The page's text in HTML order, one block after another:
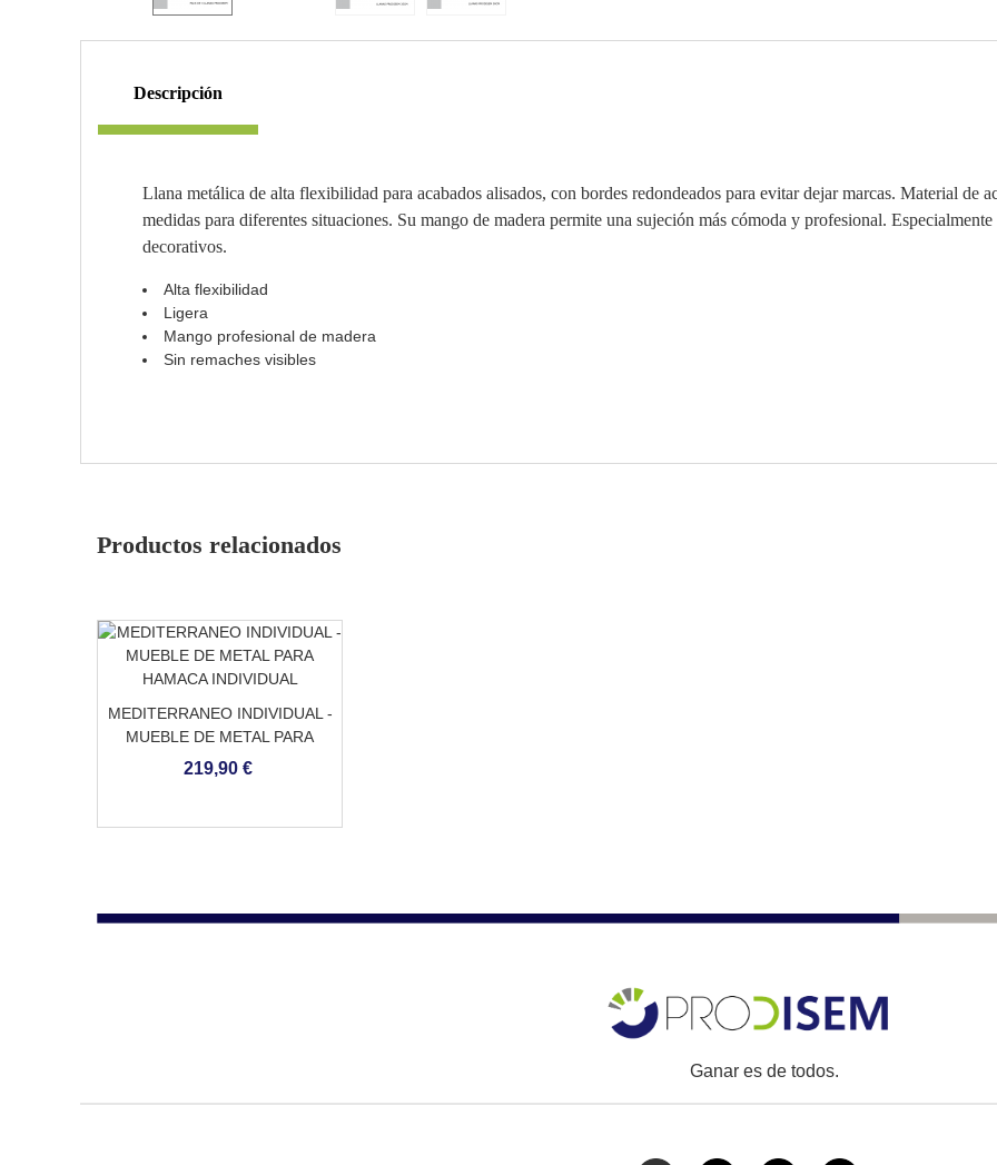
descripción
Llana metálica de alta flexibilidad para acabados alisados, con bordes redondeados para evitar dejar marcas. Material de
medidas para diferentes situaciones. Su mango de madera permite una sujeción más cómoda y profesional.
decorativos.
Alta flexibilidad
Ligera
Mango profesional de madera
Sin remaches visibles
Productos relacionados
MEDITERRANEO INDIVIDUAL -
MUEBLE DE METAL PARA
HAMACA INDIVIDUAL
219,90 €
Ganar es de todos.